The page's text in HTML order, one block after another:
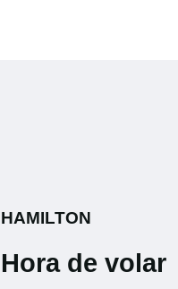
HAMILTON
Hora de volar